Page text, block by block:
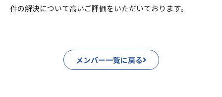
件の解決について高いご評価をいただいております。
メンバー一覧に戻る